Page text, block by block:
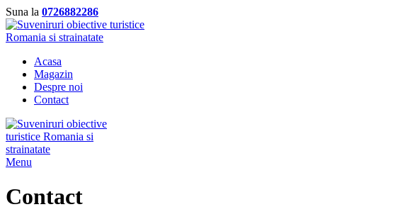
Suna la 0726882286
Acasa
Magazin
Despre noi
Contact
Menu
Contact